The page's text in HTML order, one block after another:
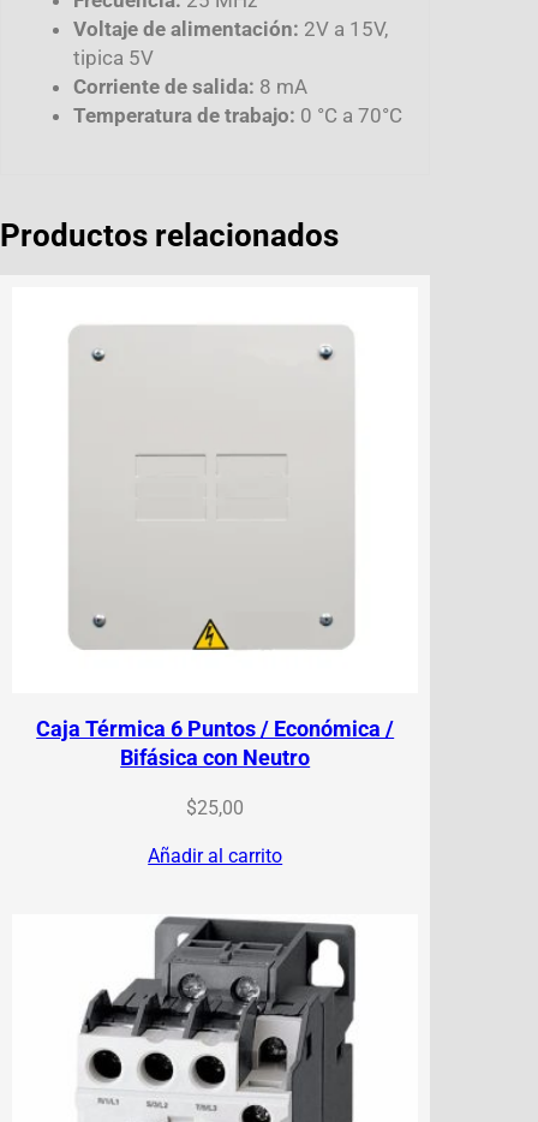
Voltaje de alimentación: 2V a 15V,
tipica 5V
Corriente de salida: 8 mA
Temperatura de trabajo: 0 °C a 70°C
Productos relacionados
Caja Térmica 6 Puntos / Económica /
Bifásica con Neutro
$25,00
Añadir al carrito